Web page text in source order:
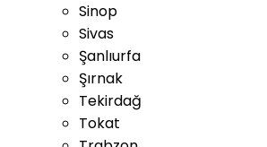
Sinop
Sivas
Şanlıurfa
Şırnak
Tekirdağ
Tokat